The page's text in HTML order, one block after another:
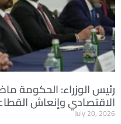
رئيس الوزراء: الحكومة
الاقتصادي وإنعاش
July 20, 2026